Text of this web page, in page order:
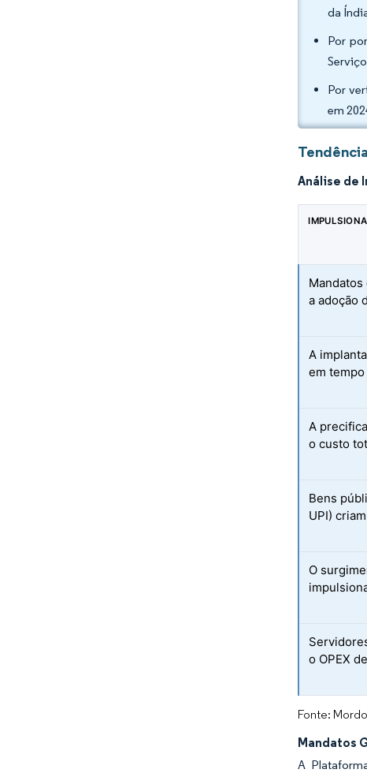
da
Por
Por
em
Análise de
a adoção
A
em tempo
A
o custo
Bens
UPI)
O
o OPEX
Fonte:
Mandatos
A